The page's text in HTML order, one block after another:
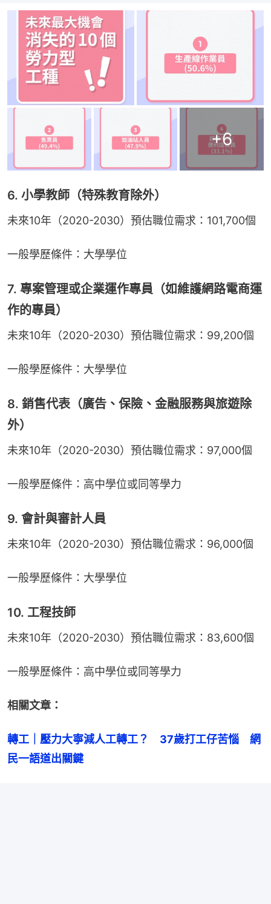
+6
6. 小學教師（特殊教育除外）
未來10年（2020-2030）預估職位需求：101,700個
一般學歷條件：大學學位
7. 專案管理或企業運作專員（如維護網路電商運
作的專員）
未來10年（2020-2030）預估職位需求：99,200個
一般學歷條件：大學學位
8. 銷售代表（廣告、保險、金融服務與旅遊除
外）
未來10年（2020-2030）預估職位需求：97,000個
一般學歷條件：高中學位或同等學力
9. 會計與審計人員
未來10年（2020-2030）預估職位需求：96,000個
一般學歷條件：大學學位
10. 工程技師
未來10年（2020-2030）預估職位需求：83,600個
一般學歷條件：高中學位或同等學力
相關文章：
轉工｜壓力大寧減人工轉工？　37歲打工仔苦惱　網
民一語道出關鍵